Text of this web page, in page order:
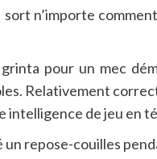
n’importe
pour un mec
Relativement
intelligence de jeu en
un repose-couilles